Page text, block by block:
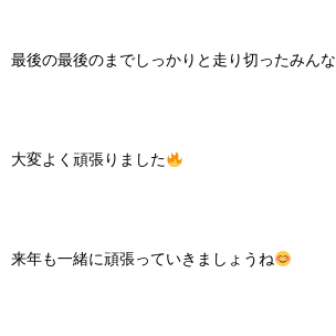
最後の最後のまでしっかりと走り切ったみんな
大変よく頑張りました
来年も一緒に頑張っていきましょうね